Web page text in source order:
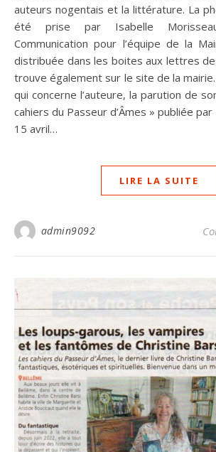
auteurs nogentais et la littérature. La
été prise par Isabelle
Communication pour l’équipe de la
distribuée dans les boites aux lettres
trouve également sur le site de la mairie.
qui concerne l’auteure, la parution de
cahiers du Passeur d’Âmes » publiée
15 avril…
LIRE LA SUITE
admin9092